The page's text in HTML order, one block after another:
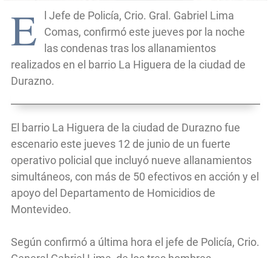
E
l Jefe de Policía, Crio. Gral. Gabriel Lima
Comas, confirmó este jueves por la noche
las condenas tras los allanamientos
realizados en el barrio La Higuera de la ciudad de
Durazno.
El barrio La Higuera de la ciudad de Durazno fue
escenario este jueves 12 de junio de un fuerte
operativo policial que incluyó nueve allanamientos
simultáneos, con más de 50 efectivos en acción y el
apoyo del Departamento de Homicidios de
Montevideo.
Según confirmó a última hora el jefe de Policía, Crio.